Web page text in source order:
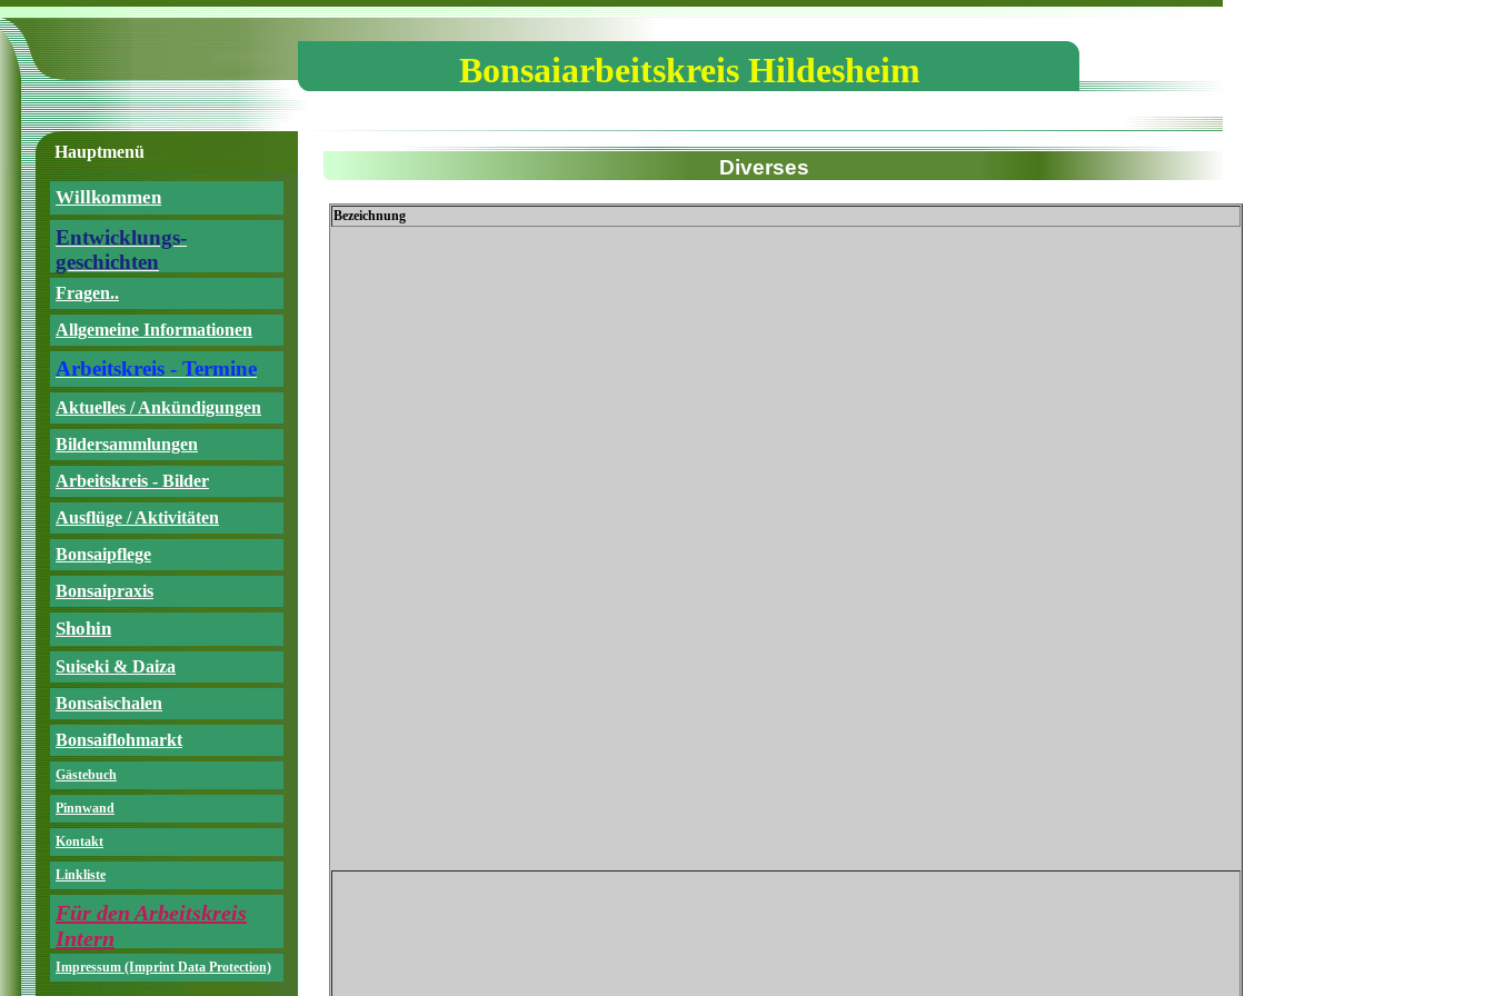
Bonsaiarbeitskreis Hildesheim
Hauptmenü
Willkommen
Entwicklungs-
geschichten
Fragen..
Allgemeine Informationen
Arbeitskreis - Termine
Aktuelles / Ankündigungen
Bildersammlungen
Arbeitskreis - Bilder
Ausflüge / Aktivitäten
Bonsaipflege
Bonsaipraxis
Shohin
Suiseki & Daiza
Bonsaischalen
Bonsaiflohmarkt
Gästebuch
Pinnwand
Kontakt
Linkliste
Für den Arbeitskreis
Intern
Impressum (Imprint Data Protection)
Diverses
Bezeichnung